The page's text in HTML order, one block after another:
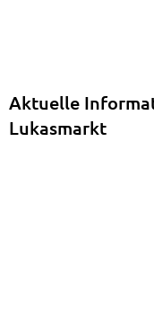
Aktuelle
Lukasmarkt